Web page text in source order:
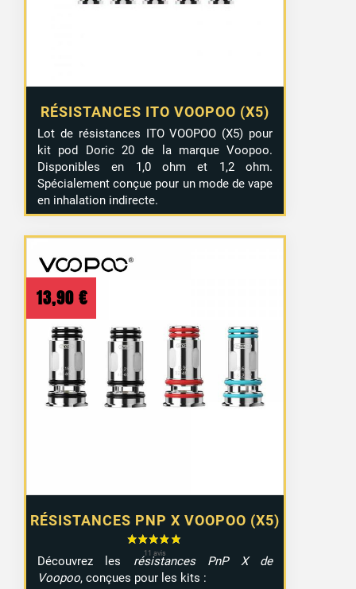
RÉSISTANCES ITO VOOPOO (X5)
Lot de résistances ITO VOOPOO (X5) pour
kit pod Doric 20 de la marque Voopoo.
Disponibles en 1,0 ohm et 1,2 ohm.
Spécialement conçue pour un mode de vape
en inhalation indirecte.
RÉSISTANCES PNP X VOOPOO (X5)
13,90 €
Découvrez les résistances PnP X de
Voopoo, conçues pour les kits :